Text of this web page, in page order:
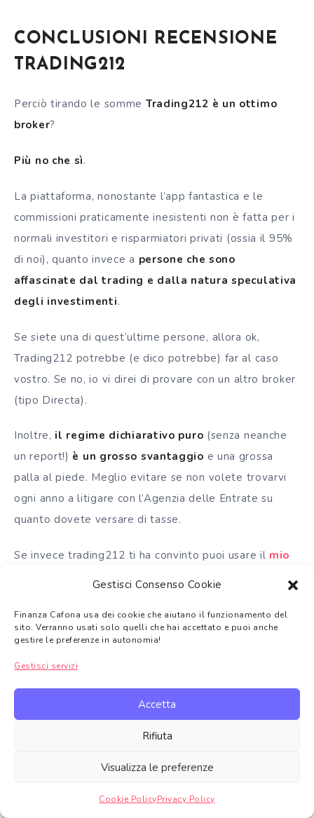
Gestisci Consenso Cookie
Finanza Cafona usa dei cookie che aiutano il funzionamento del
sito. Verranno usati solo quelli che hai accettato e puoi anche
gestire le preferenze in autonomia!
Gestisci servizi
Accetta
Rifiuta
Visualizza le preferenze
Cookie PolicyPrivacy Policy
CONCLUSIONI RECENSIONE
TRADING212
Perciò tirando le somme Trading212 è un ottimo
broker?
Più no che sì.
La piattaforma, nonostante l’app fantastica e le
commissioni praticamente inesistenti non è fatta per i
normali investitori e risparmiatori privati (ossia il 95%
di noi), quanto invece a persone che sono
affascinate dal trading e dalla natura speculativa
degli investimenti.
Se siete una di quest’ultime persone, allora ok,
Trading212 potrebbe (e dico potrebbe) far al caso
vostro. Se no, io vi direi di provare con un altro broker
(tipo Directa).
Inoltre, il regime dichiarativo puro (senza neanche
un report!) è un grosso svantaggio e una grossa
palla al piede. Meglio evitare se non volete trovarvi
ogni anno a litigare con l’Agenzia delle Entrate su
quanto dovete versare di tasse.
Se invece trading212 ti ha convinto puoi usare il mio
AZIONE GRATIS FINO A 100€!
Puoi sostenere il blog spammandomi ovunque,
TwitteroTelegram
acquista su Amazon daquesto link